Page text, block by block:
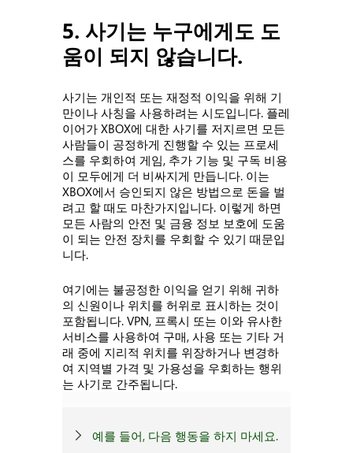
5. 사기는 누구에게도 도
움이 되지 않습니다.
사기는 개인적 또는 재정적 이익을 위해 기
만이나 사칭을 사용하려는 시도입니다. 플레
이어가 XBOX에 대한 사기를 저지르면 모든
사람들이 공정하게 진행할 수 있는 프로세
스를 우회하여 게임, 추가 기능 및 구독 비용
이 모두에게 더 비싸지게 만듭니다. 이는
XBOX에서 승인되지 않은 방법으로 돈을 벌
려고 할 때도 마찬가지입니다. 이렇게 하면
모든 사람의 안전 및 금융 정보 보호에 도움
이 되는 안전 장치를 우회할 수 있기 때문입
니다.
여기에는 불공정한 이익을 얻기 위해 귀하
의 신원이나 위치를 허위로 표시하는 것이
포함됩니다. VPN, 프록시 또는 이와 유사한
서비스를 사용하여 구매, 사용 또는 기타 거
래 중에 지리적 위치를 위장하거나 변경하
여 지역별 가격 및 가용성을 우회하는 행위
는 사기로 간주됩니다.
예를 들어, 다음 행동을 하지 마세요.